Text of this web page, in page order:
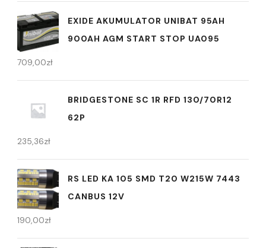
EXIDE AKUMULATOR UNIBAT 95AH
900AH AGM START STOP UA095
709,00zł
BRIDGESTONE SC 1R RFD 130/70R12
62P
235,36zł
RS LED KA 105 SMD T20 W215W 7443
CANBUS 12V
190,00zł